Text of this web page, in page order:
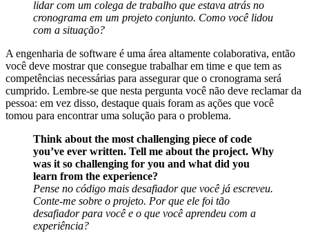
lidar com um colega de trabalho que estava atrás no
cronograma em um projeto conjunto. Como você lidou
com a situação?
A engenharia de software é uma área altamente colaborativa, então
você deve mostrar que consegue trabalhar em time e que tem as
competências necessárias para assegurar que o cronograma será
cumprido. Lembre-se que nesta pergunta você não deve reclamar da
pessoa: em vez disso, destaque quais foram as ações que você
tomou para encontrar uma solução para o problema.
Think about the most challenging piece of code
you’ve ever written. Tell me about the project. Why
was it so challenging for you and what did you
learn from the experience?
Pense no código mais desafiador que você já escreveu.
Conte-me sobre o projeto. Por que ele foi tão
desafiador para você e o que você aprendeu com a
experiência?